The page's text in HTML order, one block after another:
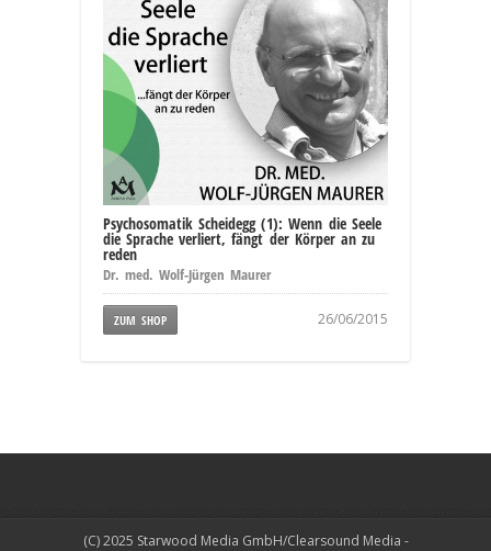
Psychosomatik Scheidegg (1): Wenn die Seele
die Sprache verliert, fängt der Körper an zu
reden
Dr. med. Wolf-Jürgen Maurer
ZUM SHOP 26/06/2015
(C) 2025 Starwood Media GmbH/Clearsound Media -